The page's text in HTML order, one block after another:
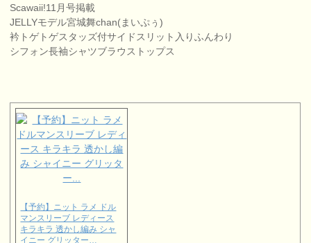
Scawaii!11月号掲載
JELLYモデル宮城舞chan(まいぷぅ)
衿トゲトゲスタッズ付サイドスリット入りふんわり
シフォン長袖シャツブラウストップス
【予約】ニット ラメ ドル
マンスリーブ レディース
キラキラ 透かし編み シャ
イニー グリッター…